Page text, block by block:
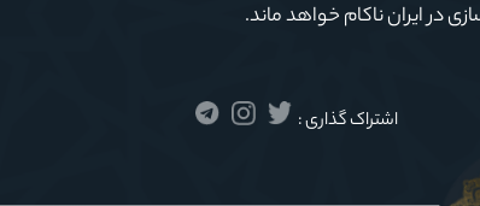
در ایران ناکام خواهد ماند.
اشتراک گذاری :